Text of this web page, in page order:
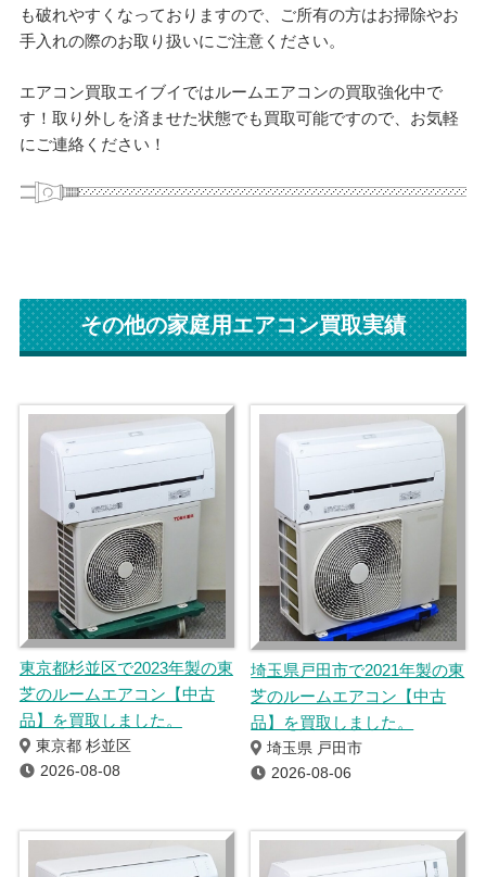
も破れやすくなっておりますので、ご所有の方はお掃除やお
手入れの際のお取り扱いにご注意ください。
エアコン買取エイブイではルームエアコンの買取強化中で
す！取り外しを済ませた状態でも買取可能ですので、お気軽
にご連絡ください！
その他の家庭用エアコン買取実績
東京都杉並区で2023年製の東
芝のルームエアコン【中古
品】を買取しました。
東京都 杉並区
2026-08-08
埼玉県戸田市で2021年製の東
芝のルームエアコン【中古
品】を買取しました。
埼玉県 戸田市
2026-08-06